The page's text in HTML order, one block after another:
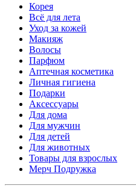
Корея
Всё для лета
Уход за кожей
Макияж
Волосы
Парфюм
Аптечная косметика
Личная гигиена
Подарки
Аксессуары
Для дома
Для мужчин
Для детей
Для животных
Товары для взрослых
Мерч Подружка